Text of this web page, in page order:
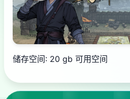
储存空间: 20 gb 可用空间